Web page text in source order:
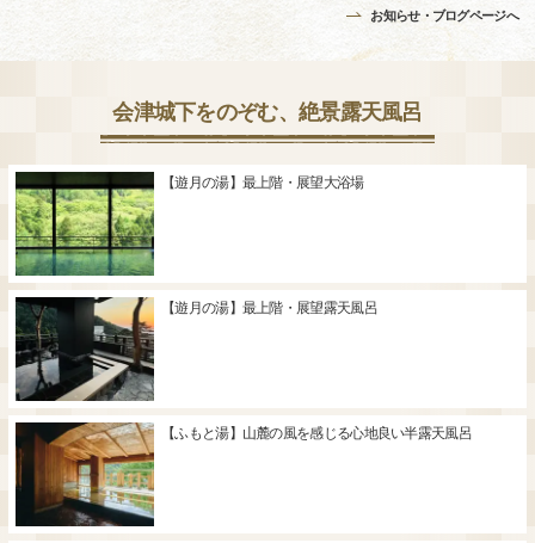
お知らせ・ブログページへ
会津城下をのぞむ、絶景露天風呂
【遊月の湯】最上階・展望大浴場
【遊月の湯】最上階・展望露天風呂
【ふもと湯】山麓の風を感じる心地良い半露天風呂